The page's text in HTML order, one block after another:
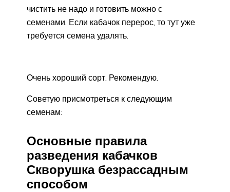
чистить не надо и готовить можно с
семенами. Если кабачок перерос, то тут уже
требуется семена удалять.
Очень хороший сорт. Рекомендую.
Советую присмотреться к следующим
семенам:
Основные правила
разведения кабачков
Скворушка безрассадным
способом